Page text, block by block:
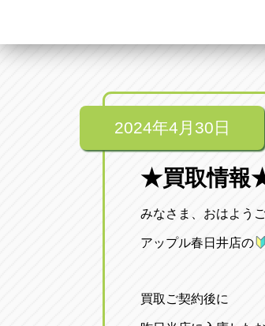
アップル一宮22号店
アップル春日井店
トラック市四日市店
三重県四日市市午起3丁目1番3号
2024年4月30日
★買取情報
みなさま、おはよう
アップル春日井店の
買取ご契約後に